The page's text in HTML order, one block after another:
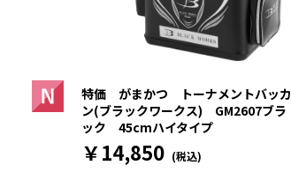
特価 がまかつ トーナメントバッカ
ン(ブラックワークス) GM2607ブラ
ック 45cmハイタイプ
￥14,850 (税込)